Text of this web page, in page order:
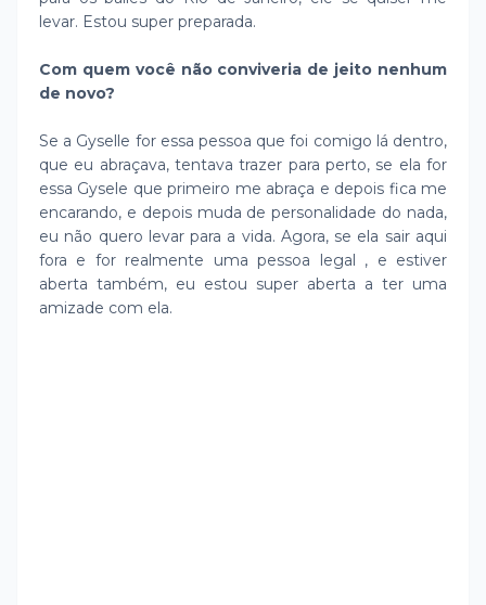
levar. Estou super preparada.
Com quem você não conviveria de jeito nenhum
de novo?
Se a Gyselle for essa pessoa que foi comigo lá dentro,
que eu abraçava, tentava trazer para perto, se ela for
essa Gysele que primeiro me abraça e depois fica me
encarando, e depois muda de personalidade do nada,
eu não quero levar para a vida. Agora, se ela sair aqui
fora e for realmente uma pessoa legal , e estiver
aberta também, eu estou super aberta a ter uma
amizade com ela.